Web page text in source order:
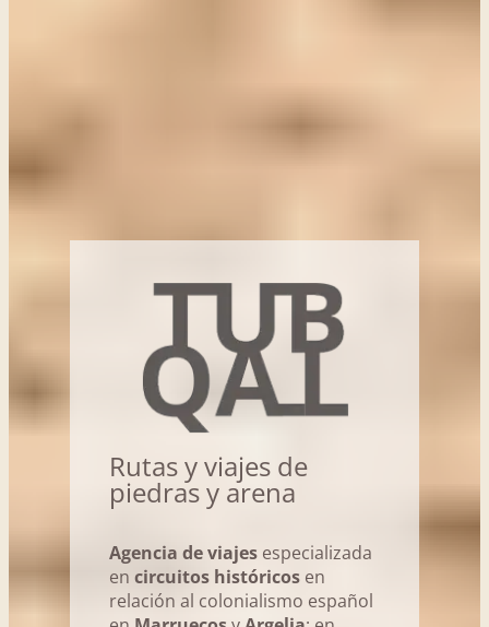
Rutas y viajes de
piedras y arena
Agencia de viajes especializada
en circuitos históricos en
relación al colonialismo español